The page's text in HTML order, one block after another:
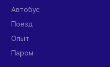
Автобус
Поезд
Опыт
Паром